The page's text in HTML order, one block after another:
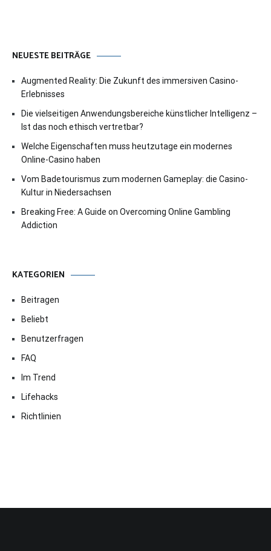
NEUESTE BEITRÄGE
Augmented Reality: Die Zukunft des immersiven Casino-
Erlebnisses
Die vielseitigen Anwendungsbereiche künstlicher Intelligenz –
Ist das noch ethisch vertretbar?
Welche Eigenschaften muss heutzutage ein modernes
Online-Casino haben
Vom Badetourismus zum modernen Gameplay: die Casino-
Kultur in Niedersachsen
Breaking Free: A Guide on Overcoming Online Gambling
Addiction
KATEGORIEN
Beitragen
Beliebt
Benutzerfragen
FAQ
Im Trend
Lifehacks
Richtlinien